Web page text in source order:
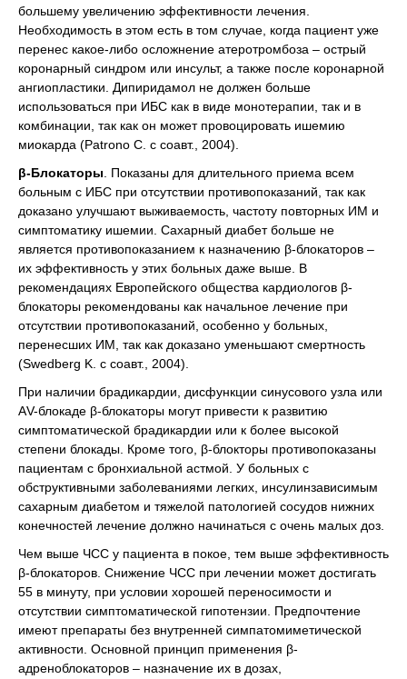
большему увеличению эффективности лечения.
Необходимость в этом есть в том случае, когда пациент уже
перенес какое-либо осложнение атеротромбоза – острый
коронарный синдром или инсульт, а также после коронарной
ангиопластики. Дипиридамол не должен больше
использоваться при ИБС как в виде монотерапии, так и в
комбинации, так как он может провоцировать ишемию
миокарда (Patrono C. с соавт., 2004).
β-Блокаторы . Показаны для длительного приема всем
больным с ИБС при отсутствии противопоказаний, так как
доказано улучшают выживаемость, частоту повторных ИМ и
симптоматику ишемии. Сахарный диабет больше не
является противопоказанием к назначению β-блокаторов –
их эффективность у этих больных даже выше. В
рекомендациях Европейского общества кардиологов β-
блокаторы рекомендованы как начальное лечение при
отсутствии противопоказаний, особенно у больных,
перенесших ИМ, так как доказано уменьшают смертность
(Swedberg K. с соавт., 2004).
При наличии брадикардии, дисфункции синусового узла или
АV-блокаде β-блокаторы могут привести к развитию
симптоматической брадикардии или к более высокой
степени блокады. Кроме того, β-блокторы противопоказаны
пациентам с бронхиальной астмой. У больных с
обструктивными заболеваниями легких, инсулинзависимым
сахарным диабетом и тяжелой патологией сосудов нижних
конечностей лечение должно начинаться с очень малых доз.
Чем выше ЧСС у пациента в покое, тем выше эффективность
β-блокаторов. Снижение ЧСС при лечении может достигать
55 в минуту, при условии хорошей переносимости и
отсутствии симптоматической гипотензии. Предпочтение
имеют препараты без внутренней симпатомиметической
активности. Основной принцип применения β-
адреноблокаторов – назначение их в дозах,